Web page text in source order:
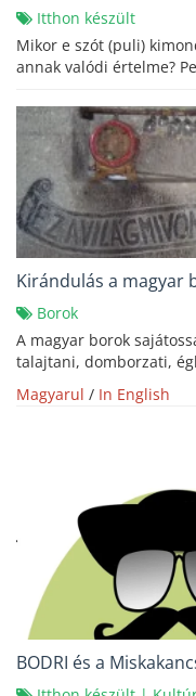
Itthon készült
Mikor e szót (puli)
annak valódi értelme?
Kirándulás a magyar
Borok
A magyar borok
talajtani, domborzati,
Magyarul / In English
BODRI és a